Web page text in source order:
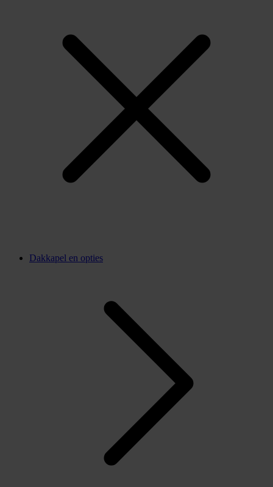
Dakkapel en opties